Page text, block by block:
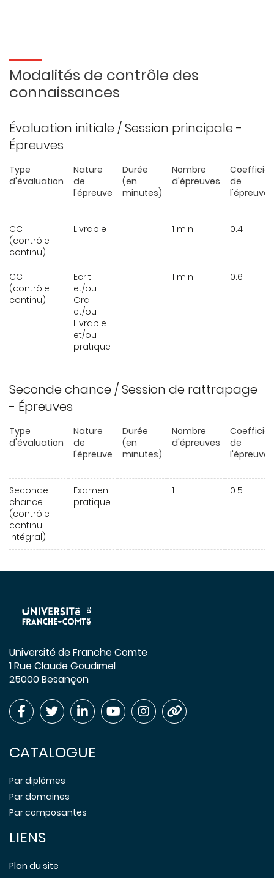
Modalités de contrôle des
connaissances
Évaluation initiale / Session principale -
Épreuves
Type
d'évaluation
Nature
de
l'épreuve
Durée
(en
minutes)
Nombre
d'épreuves
de
l'épreuve
CC
(contrôle
continu)
Livrable 1 mini 0.4
CC
(contrôle
continu)
Ecrit
et/ou
Oral
et/ou
Livrable
et/ou
pratique
1 mini 0.6
Seconde chance / Session de rattrapage
- Épreuves
Type
d'évaluation
Nature
de
l'épreuve
Durée
(en
minutes)
Nombre
d'épreuves
de
l'épreuve
Seconde
chance
(contrôle
continu
intégral)
Examen
pratique
1 0.5
Université de Franche Comte
1 Rue Claude Goudimel
25000 Besançon
CATALOGUE
Par diplômes
Par domaines
Par composantes
LIENS
Plan du site